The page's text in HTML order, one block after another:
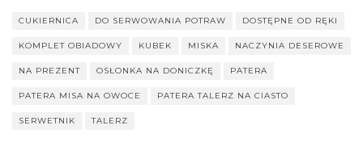
CUKIERNICA DO SERWOWANIA POTRAW DOSTĘPNE OD RĘKI
KOMPLET OBIADOWY KUBEK MISKA NACZYNIA DESEROWE
NA PREZENT OSŁONKA NA DONICZKĘ PATERA
PATERA MISA NA OWOCE PATERA TALERZ NA CIASTO
SERWETNIK TALERZ